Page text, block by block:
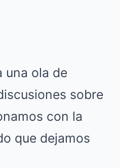
una ola de
sobre
con la
que dejamos